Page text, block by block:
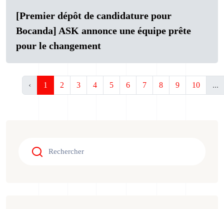
[Premier dépôt de candidature pour
Bocanda] ASK annonce une équipe prête
pour le changement
‹ 1 2 3 4 5 6 7 8 9 10 ...